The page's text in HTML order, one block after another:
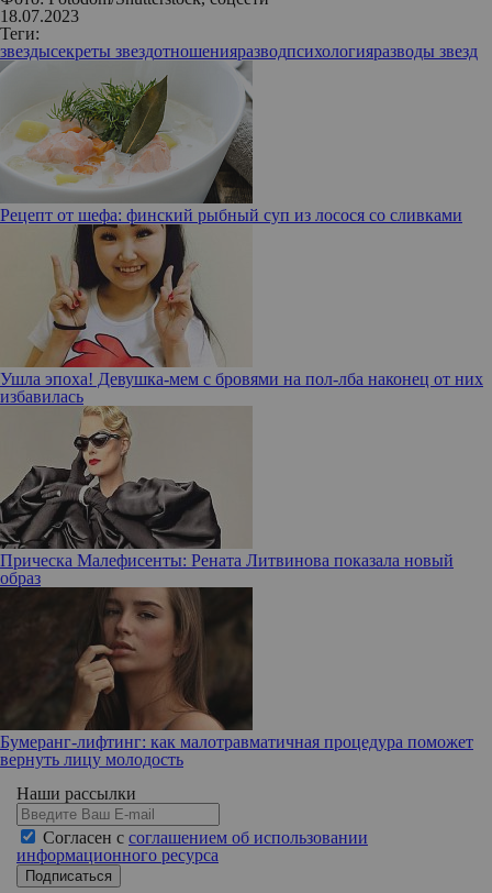
18.07.2023
Теги:
звездысекреты звездотношенияразводпсихологияразводы звезд
Рецепт от шефа: финский рыбный суп из лосося со сливками
Ушла эпоха! Девушка-мем с бровями на пол-лба наконец от них
избавилась
Прическа Малефисенты: Рената Литвинова показала новый
образ
Бумеранг-лифтинг: как малотравматичная процедура поможет
вернуть лицу молодость
Наши рассылки
Согласен с соглашением об использовании
информационного ресурса
Подписаться